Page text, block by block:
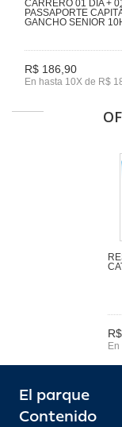
CARRERO 01 DIA + 01
PASSAPORTE
GANCHO SENIOR
R$ 186,90
En hasta 10X de R$
En
El parque
Contenido